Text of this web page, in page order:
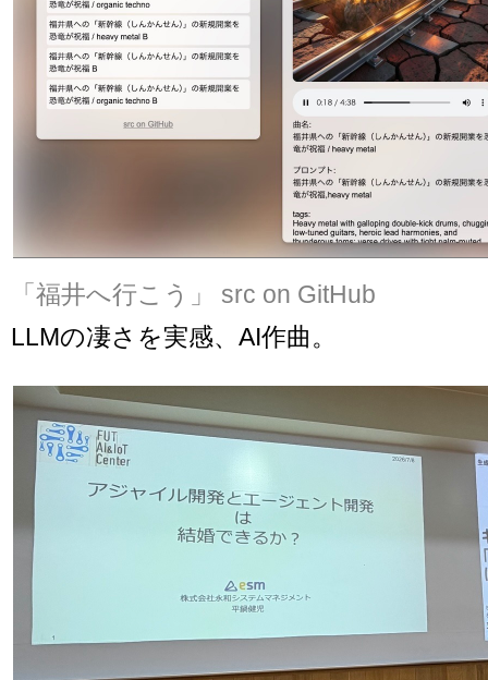
「福井へ行こう」
src on GitHub
LLMの凄さを実感、AI作曲。